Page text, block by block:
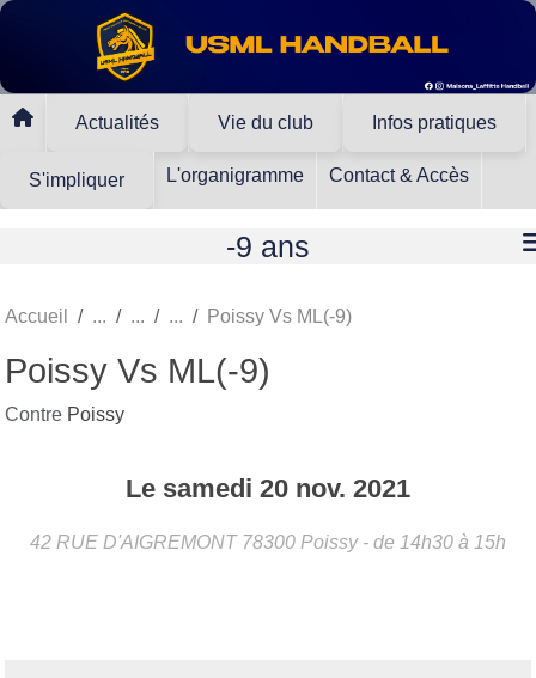
Actualités Vie du club Infos pratiques
S'impliquer L'organigramme Contact & Accès
-9 ans
Accueil Poissy Vs ML(-9)
Poissy Vs ML(-9)
Contre Poissy
Le samedi 20 nov. 2021
42 RUE D'AIGREMONT 78300 Poissy - de 14h30 à 15h
Panneau de gestion des cookies